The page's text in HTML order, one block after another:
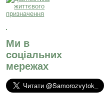
Ми в
соціальних
мережах